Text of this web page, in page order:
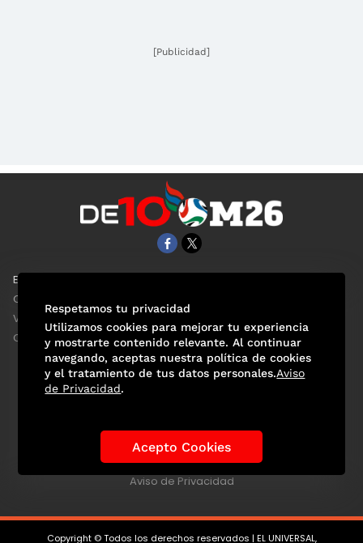
[Publicidad]
EL UNIVERSAL
Clase
ViveUSA
Confabulario
Historia de los Mundiales Lo viral Anécdotas Mundialistas
Las Figuras Tendencias Directorio
Aviso de Privacidad
Copyright © Todos los derechos reservados | EL UNIVERSAL,
Respetamos tu privacidad
Utilizamos cookies para mejorar tu experiencia
y mostrarte contenido relevante. Al continuar
navegando, aceptas nuestra política de cookies
y el tratamiento de tus datos personales.Aviso
de Privacidad.
Acepto Cookies